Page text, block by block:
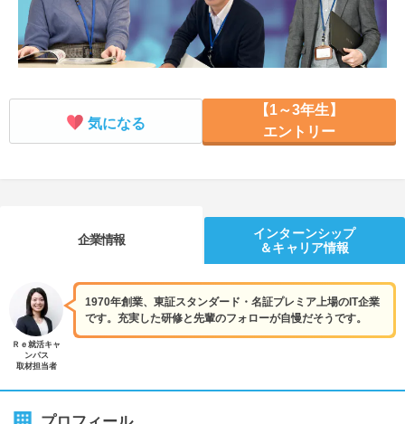
気になる
【1～3年生】
エントリー
企業情報
インターンシップ
＆キャリア情報
1970年創業、東証スタンダード・名証プレミア上場のIT企業
です。充実した研修と先輩のフォローが自慢だそうです。
Ｒｅ就活キャ
ンパス
取材担当者